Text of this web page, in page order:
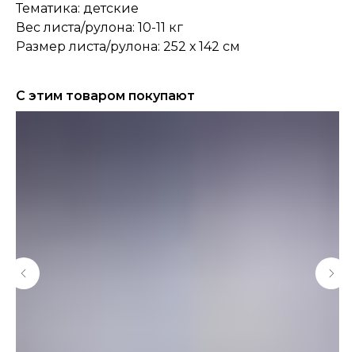
Тематика: детские
Вес листа/рулона: 10-11 кг
Размер листа/рулона: 252 х 142 см
С этим товаром покупают